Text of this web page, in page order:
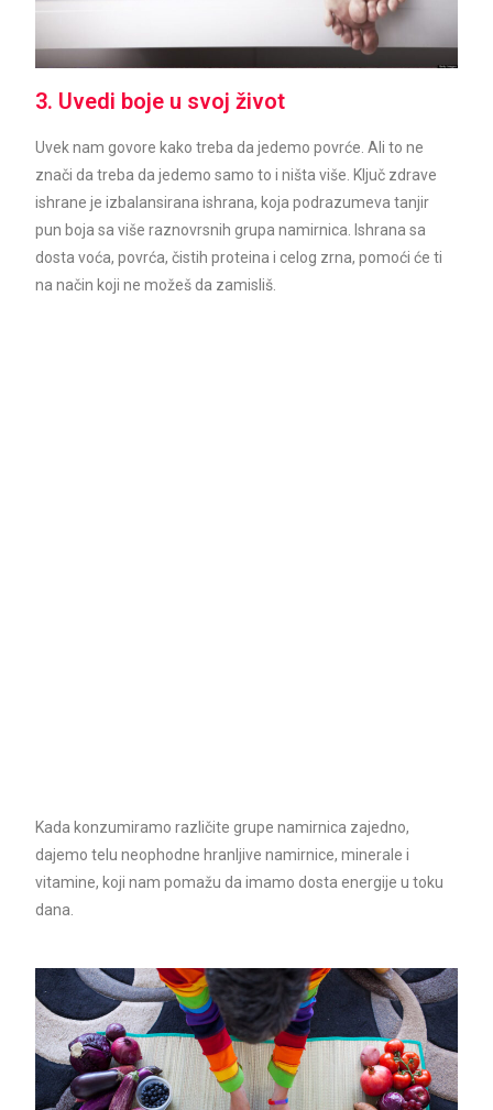
3. Uvedi boje u svoj život
Uvek nam govore kako treba da jedemo povrće. Ali to ne
znači da treba da jedemo samo to i ništa više. Ključ zdrave
ishrane je izbalansirana ishrana, koja podrazumeva tanjir
pun boja sa više raznovrsnih grupa namirnica. Ishrana sa
dosta voća, povrća, čistih proteina i celog zrna, pomoći će ti
na način koji ne možeš da zamisliš.
Kada konzumiramo različite grupe namirnica zajedno,
dajemo telu neophodne hranljive namirnice, minerale i
vitamine, koji nam pomažu da imamo dosta energije u toku
dana.